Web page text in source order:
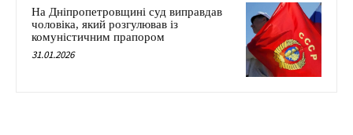
На Дніпропетровщині суд виправдав
чоловіка, який розгулював із
комуністичним прапором
31.01.2026